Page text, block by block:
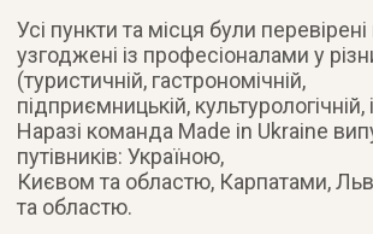
Усі пункти та місця були
узгоджені із професіоналами у
(туристичній, гастрономічній,
підприємницькій, культурологічній,
Наразі команда Made in Ukraine
путівників: Україною,
Києвом та областю, Карпатами,
та областю.